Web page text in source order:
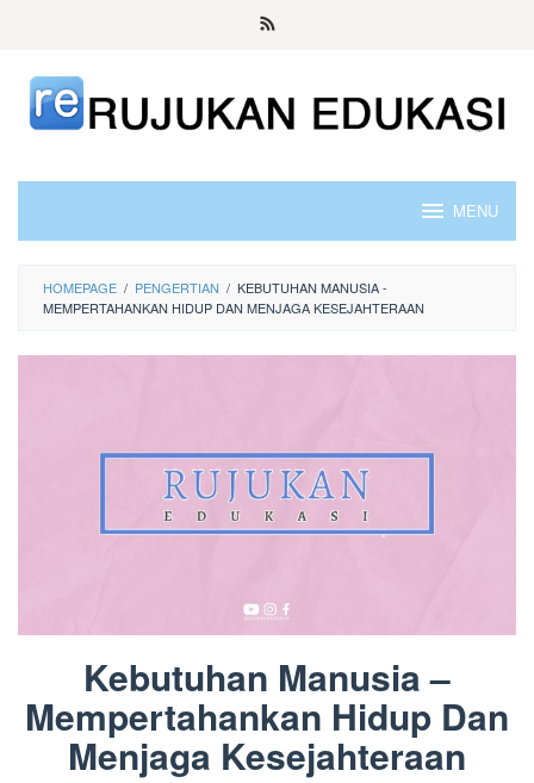
content
MENU
HOMEPAGE / PENGERTIAN / KEBUTUHAN MANUSIA -
MEMPERTAHANKAN HIDUP DAN MENJAGA KESEJAHTERAAN
Kebutuhan Manusia –
Mempertahankan Hidup Dan
Menjaga Kesejahteraan